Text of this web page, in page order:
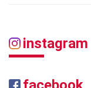
instagram